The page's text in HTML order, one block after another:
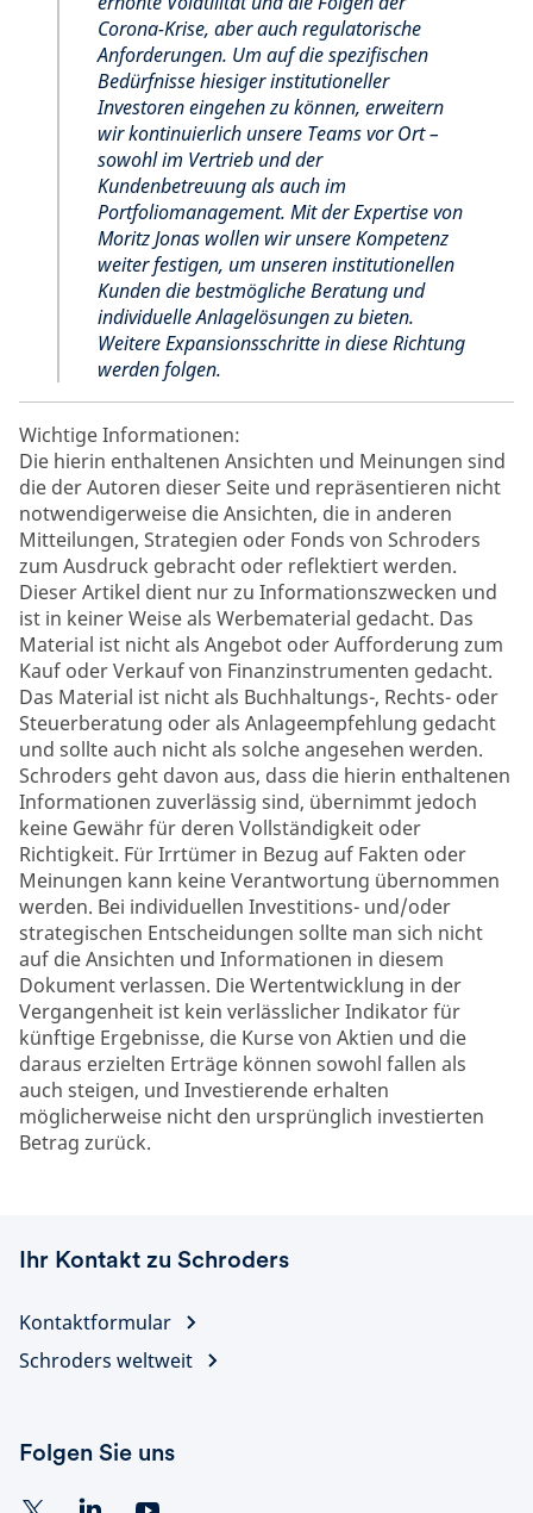
Corona-Krise, aber auch regulatorische
Anforderungen. Um auf die spezifischen
Bedürfnisse hiesiger institutioneller
Investoren eingehen zu können, erweitern
wir kontinuierlich unsere Teams vor Ort –
sowohl im Vertrieb und der
Kundenbetreuung als auch im
Portfoliomanagement. Mit der Expertise von
Moritz Jonas wollen wir unsere Kompetenz
weiter festigen, um unseren institutionellen
Kunden die bestmögliche Beratung und
individuelle Anlagelösungen zu bieten.
Weitere Expansionsschritte in diese Richtung
werden folgen.
Wichtige Informationen:
Die hierin enthaltenen Ansichten und Meinungen sind
die der Autoren dieser Seite und repräsentieren nicht
notwendigerweise die Ansichten, die in anderen
Mitteilungen, Strategien oder Fonds von Schroders
zum Ausdruck gebracht oder reflektiert werden.
Dieser Artikel dient nur zu Informationszwecken und
ist in keiner Weise als Werbematerial gedacht. Das
Material ist nicht als Angebot oder Aufforderung zum
Kauf oder Verkauf von Finanzinstrumenten gedacht.
Das Material ist nicht als Buchhaltungs-, Rechts- oder
Steuerberatung oder als Anlageempfehlung gedacht
und sollte auch nicht als solche angesehen werden.
Schroders geht davon aus, dass die hierin enthaltenen
Informationen zuverlässig sind, übernimmt jedoch
keine Gewähr für deren Vollständigkeit oder
Richtigkeit. Für Irrtümer in Bezug auf Fakten oder
Meinungen kann keine Verantwortung übernommen
werden. Bei individuellen Investitions- und/oder
strategischen Entscheidungen sollte man sich nicht
auf die Ansichten und Informationen in diesem
Dokument verlassen. Die Wertentwicklung in der
Vergangenheit ist kein verlässlicher Indikator für
künftige Ergebnisse, die Kurse von Aktien und die
daraus erzielten Erträge können sowohl fallen als
auch steigen, und Investierende erhalten
möglicherweise nicht den ursprünglich investierten
Betrag zurück.
Ihr Kontakt zu Schroders
Kontaktformular
Schroders weltweit
Folgen Sie uns